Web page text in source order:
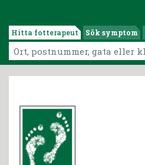
Hitta fotterapeut Sök symptom